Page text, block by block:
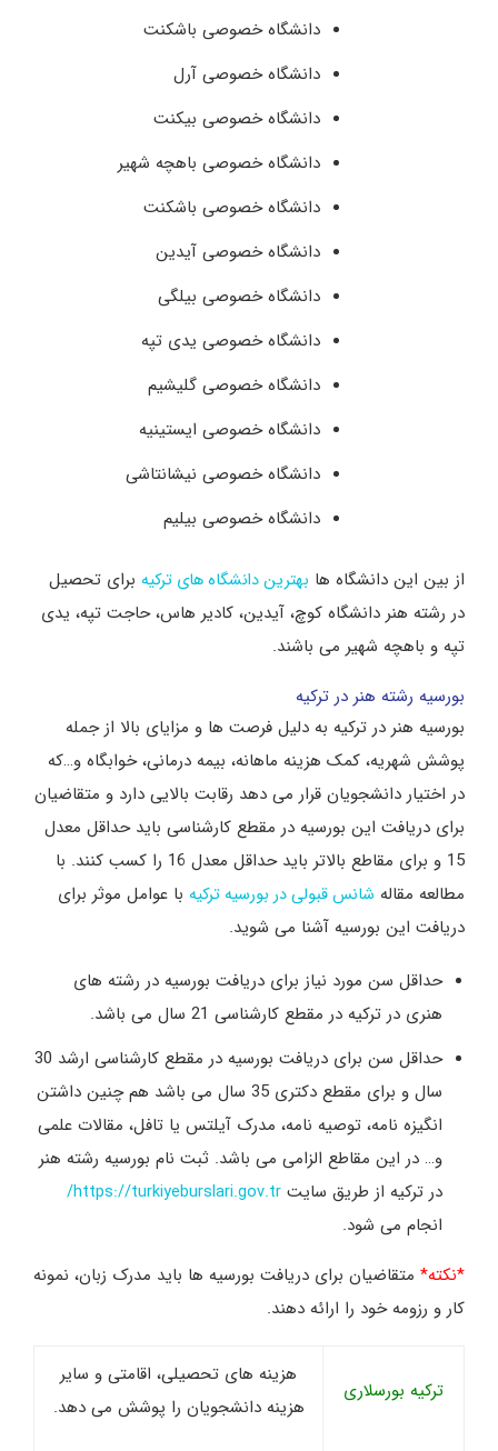
دانشگاه خصوصی باشکنت
دانشگاه خصوصی آرل
دانشگاه خصوصی بیکنت
دانشگاه خصوصی باهچه شهیر
دانشگاه خصوصی باشکنت
دانشگاه خصوصی آیدین
دانشگاه خصوصی بیلگی
دانشگاه خصوصی یدی تپه
دانشگاه خصوصی گلیشیم
دانشگاه خصوصی ایستینیه
دانشگاه خصوصی نیشانتاشی
دانشگاه خصوصی بیلیم
از بین این دانشگاه ها بهترین دانشگاه های ترکیه برای تحصیل
در رشته هنر دانشگاه کوچ، آیدین، کادیر هاس، حاجت تپه، یدی
تپه و باهچه شهیر می باشند.
بورسیه رشته هنر در ترکیه
بورسیه هنر در ترکیه به دلیل فرصت ها و مزایای بالا از جمله
پوشش شهریه، کمک هزینه ماهانه، بیمه درمانی، خوابگاه و…که
در اختیار دانشجویان قرار می دهد رقابت بالایی دارد و متقاضیان
برای دریافت این بورسیه در مقطع کارشناسی باید حداقل معدل
15 و برای مقاطع بالاتر باید حداقل معدل 16 را کسب کنند. با
مطالعه مقاله شانس قبولی در بورسیه ترکیه با عوامل موثر برای
دریافت این بورسیه آشنا می شوید.
حداقل سن مورد نیاز برای دریافت بورسیه در رشته های
هنری در ترکیه در مقطع کارشناسی 21 سال می باشد.
حداقل سن برای دریافت بورسیه در مقطع کارشناسی ارشد 30
سال و برای مقطع دکتری 35 سال می باشد هم چنین داشتن
انگیزه نامه، توصیه نامه، مدرک آیلتس یا تافل، مقالات علمی
و… در این مقاطع الزامی می باشد. ثبت نام بورسیه رشته هنر
در ترکیه از طریق سایت https://turkiyeburslari.gov.tr/
انجام می شود.
*نکته* متقاضیان برای دریافت بورسیه ها باید مدرک زبان، نمونه
کار و رزومه خود را ارائه دهند.
ترکیه بورسلاری
هزینه های تحصیلی، اقامتی و سایر
هزینه دانشجویان را پوشش می دهد.